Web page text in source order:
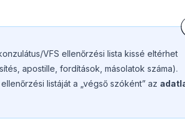
VFS ellenőrzési lista kissé eltérhet
apostille, fordítások, másolatok száma).
listáját a „végső szóként” az